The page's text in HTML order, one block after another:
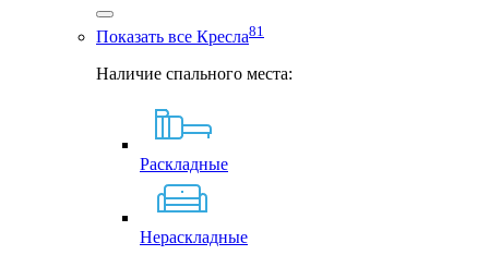
Показать все Кресла81
Наличие спального места:
Раскладные
Нераскладные